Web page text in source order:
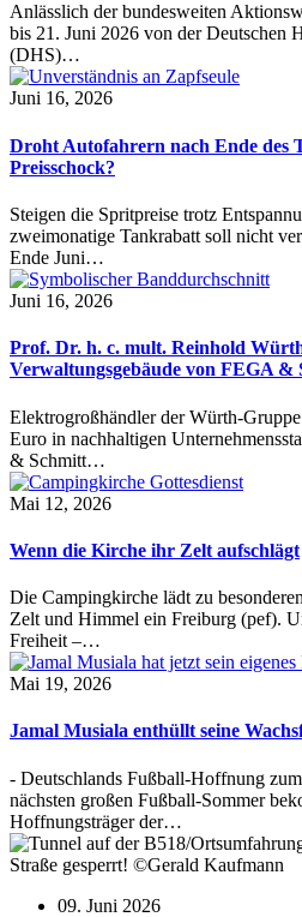
Anlässlich der bundesweiten
bis 21. Juni 2026 von der Deutschen
(DHS)…
Juni 16, 2026
Droht Autofahrern nach Ende des
Preisschock?
Steigen die Spritpreise trotz
zweimonatige Tankrabatt soll nicht
Ende Juni…
Juni 16, 2026
Prof. Dr. h. c. mult. Reinhold
Verwaltungsgebäude von FEGA &
Elektrogroßhändler der Würth-
Euro in nachhaltigen
& Schmitt…
Mai 12, 2026
Wenn die Kirche ihr Zelt aufschlägt
Die Campingkirche lädt zu
Zelt und Himmel ein Freiburg (pef).
Freiheit –…
Mai 19, 2026
Jamal Musiala enthüllt seine
- Deutschlands Fußball-Hoffnung
nächsten großen Fußball-Sommer
Hoffnungsträger der…
Straße gesperrt! ©Gerald Kaufmann
09. Juni 2026